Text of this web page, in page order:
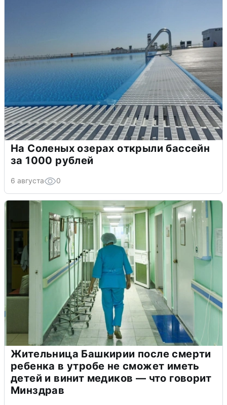
На Соленых озерах открыли бассейн
за 1000 рублей
6 августа 0
Жительница Башкирии после смерти
ребенка в утробе не сможет иметь
детей и винит медиков — что говорит
Минздрав